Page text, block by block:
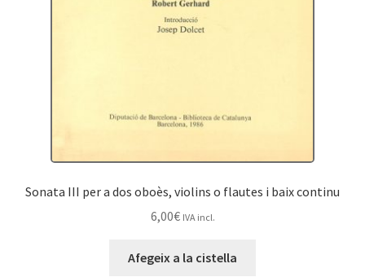
Sonata III per a dos oboès, violins o flautes i baix continu
6,00€ IVA incl.
Afegeix a la cistella